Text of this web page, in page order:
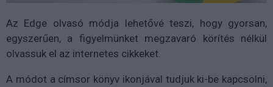
Az Edge olvasó módja lehetővé teszi, hogy gyorsan,
egyszerűen, a figyelmünket megzavaró körítés nélkül
olvassuk el az internetes cikkeket.
A módot a címsor könyv ikonjával tudjuk ki-be kapcsolni,